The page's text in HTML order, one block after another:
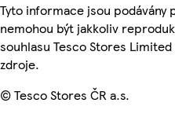
Tyto informace jsou
nemohou být jakkoliv
souhlasu Tesco Stores
zdroje.
© Tesco Stores ČR a.s.